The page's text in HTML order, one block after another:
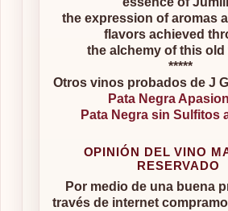
the expression of aromas
flavors achieved
the alchemy of this
*****
Otros vinos probados de J
Pata Negra
Pata Negra sin Sulfitos
OPINIÓN DEL VINO
RESERVADO
Por medio de una buena
través de internet